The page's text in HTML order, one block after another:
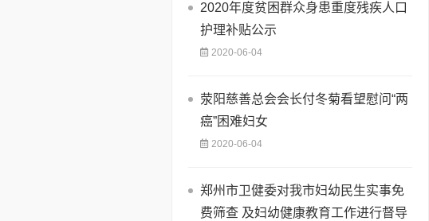
2020年度贫困群众身患重度残疾人口
护理补贴公示
2020-06-04
荥阳慈善总会会长付冬菊看望慰问“两
癌”困难妇女
2020-06-04
郑州市卫健委对我市妇幼民生实事免
费筛查 及妇幼健康教育工作进行督导